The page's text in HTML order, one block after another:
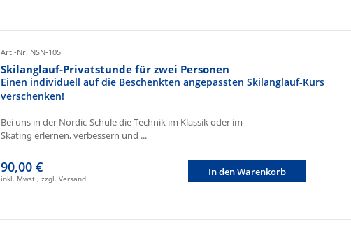
Art.-Nr. NSN-105
Skilanglauf-Privatstunde für zwei Personen
Einen individuell auf die Beschenkten angepassten Skilanglauf-Kurs
verschenken!
Bei uns in der Nordic-Schule die Technik im Klassik oder im
Skating erlernen, verbessern und ...
90,00 €
inkl. Mwst., zzgl. Versand
In den Warenkorb